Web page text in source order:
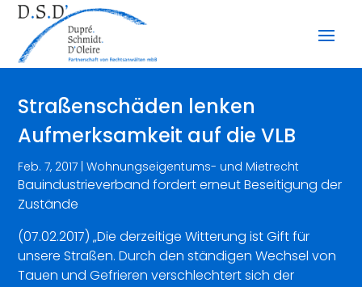
Straßenschäden lenken
Aufmerksamkeit auf die VLB
Feb. 7, 2017 |Wohnungseigentums- und Mietrecht
Bauindustrieverband fordert erneut Beseitigung der
Zustände
(07.02.2017) „Die derzeitige Witterung ist Gift für
unsere Straßen. Durch den ständigen Wechsel von
Tauen und Gefrieren verschlechtert sich der